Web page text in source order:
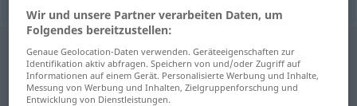
Wir und unsere Partner verarbeiten Daten, um
Folgendes bereitzustellen:
Genaue Geolocation-Daten verwenden. Geräteeigenschaften zur
Identifikation aktiv abfragen. Speichern von und/oder Zugriff auf
Informationen auf einem Gerät. Personalisierte Werbung und Inhalte,
Messung von Werbung und Inhalten, Zielgruppenforschung und
Entwicklung von Dienstleistungen.